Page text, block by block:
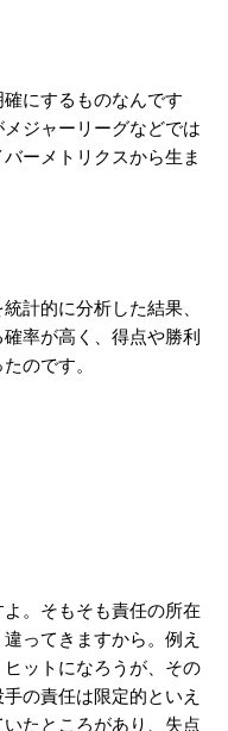
にするものなんです
ジャーリーグなどでは
ーメトリクスから生ま
計的に分析した結果、
率が高く、得点や勝利
のです。
。そもそも責任の所在
ってきますから。例え
ットになろうが、その
の責任は限定的といえ
たところがあり、失点